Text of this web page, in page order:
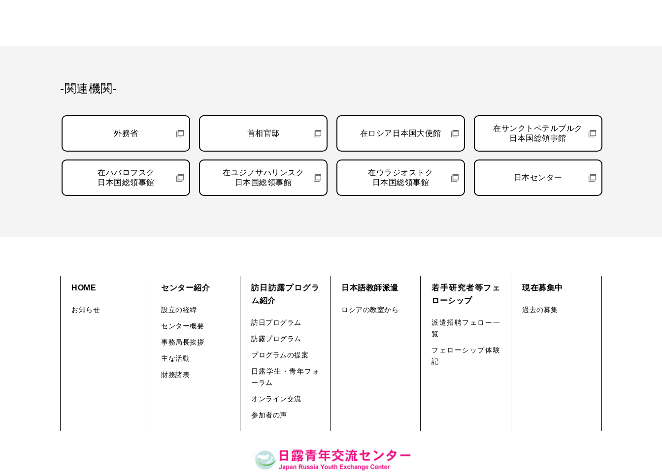
-関連機関-
外務省 首相官邸 在ロシア日本国大使館
在サンクトペテルブルク
日本国総領事館
在ハバロフスク
日本国総領事館
在ユジノサハリンスク
日本国総領事館
在ウラジオストク
日本国総領事館
日本センター
HOME
お知らせ
センター紹介
設立の経緯
センター概要
事務局長挨拶
主な活動
財務諸表
訪日訪露プログラ
ム紹介
訪日プログラム
訪露プログラム
プログラムの提案
日露学生・青年フォ
ーラム
オンライン交流
参加者の声
日本語教師派遣
ロシアの教室から
若手研究者等フェ
ローシップ
派遣招聘フェロー一
覧
フェローシップ体験
記
現在募集中
過去の募集